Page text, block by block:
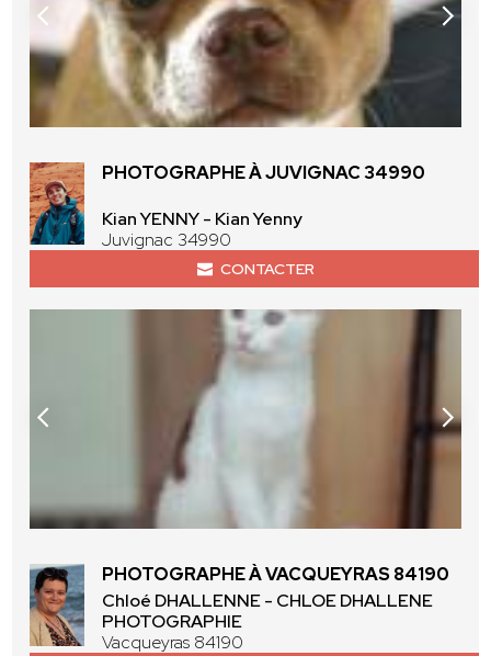
PHOTOGRAPHE À JUVIGNAC 34990
Kian YENNY - Kian Yenny
Juvignac 34990
CONTACTER
PHOTOGRAPHE À VACQUEYRAS 84190
Chloé DHALLENNE - CHLOE DHALLENE
PHOTOGRAPHIE
Vacqueyras 84190